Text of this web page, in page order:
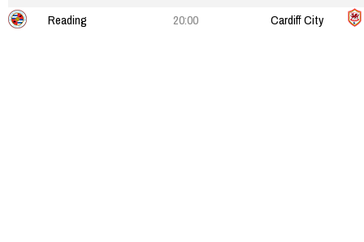
Reading
20:00 Cardiff City